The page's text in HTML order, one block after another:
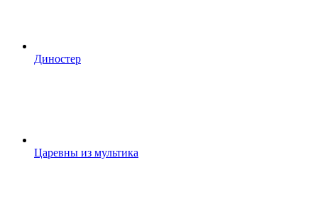
Диностер
Царевны из мультика